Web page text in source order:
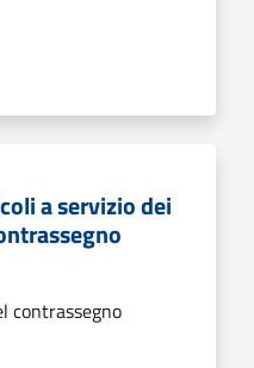
a servizio dei
contrassegno